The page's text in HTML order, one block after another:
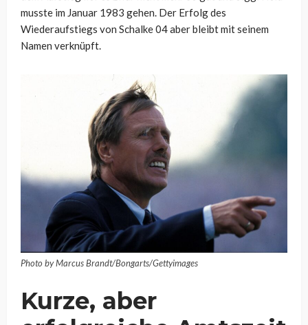
musste im Januar 1983 gehen. Der Erfolg des
Wiederaufstiegs von Schalke 04 aber bleibt mit seinem
Namen verknüpft.
Photo by Marcus Brandt/Bongarts/Gettyimages
Kurze, aber